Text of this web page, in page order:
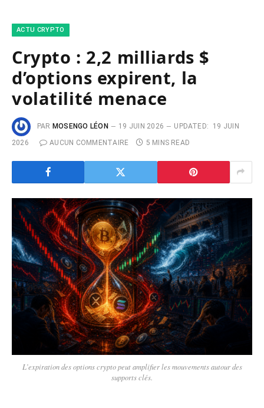
ACTU CRYPTO
Crypto : 2,2 milliards $
d’options expirent, la
volatilité menace
PAR MOSENGO LÉON 19 JUIN 2026 UPDATED:
19 JUIN
2026
AUCUN COMMENTAIRE 5 MINS READ
L’expiration des options crypto peut amplifier les mouvements autour des
supports clés.